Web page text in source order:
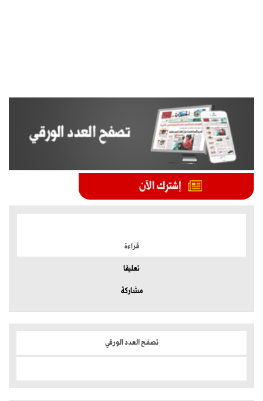
قراءة
تعليقا
مشاركة
تصفح العدد الورقي